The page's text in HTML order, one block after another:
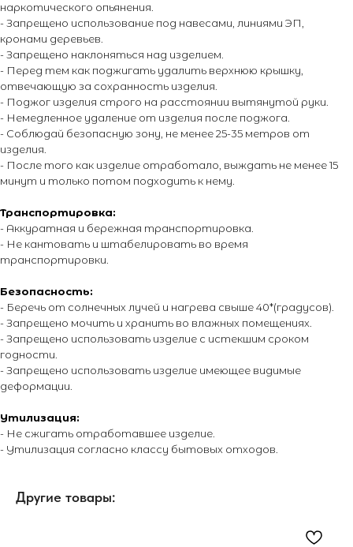
наркотического опьянения.
- Запрещено использование под навесами, линиями ЭП,
кронами деревьев.
- Запрещено наклоняться над изделием.
- Перед тем как поджигать удалить верхнюю крышку,
отвечающую за сохранность изделия.
- Поджог изделия строго на расстоянии вытянутой руки.
- Немедленное удаление от изделия после поджога.
- Соблюдай безопасную зону, не менее 25-35 метров от
изделия.
- После того как изделие отработало, выждать не менее 15
минут и только потом подходить к нему.
Транспортировка:
- Аккуратная и бережная транспортировка.
- Не кантовать и штабелировать во время
транспортировки.
Безопасность:
- Беречь от солнечных лучей и нагрева свыше 40*(градусов).
- Запрещено мочить и хранить во влажных помещениях.
- Запрещено использовать изделие с истекшим сроком
годности.
- Запрещено использовать изделие имеющее видимые
деформации.
Утилизация:
- Не сжигать отработавшее изделие.
- Утилизация согласно классу бытовых отходов.
Другие товары:
Поставщики
Новости
Оплата и доставка
Возврат и обмен
пиротехники. Продажа пиротехнической продукции осуществляется
только лицам достигшим 16 лет! Обращаем Ваше внимание на то,
что вся информация, размещенная на настоящем интернет-сайте,
положениями Статьи 437 Гражданского кодекса Российской
Федерации. Для получения точной информации о стоимости
товаров и услуг, пожалуйста, обращайтесь к менеджерам
странице.
Оставить отзыв
Энциклопедия от А до Я